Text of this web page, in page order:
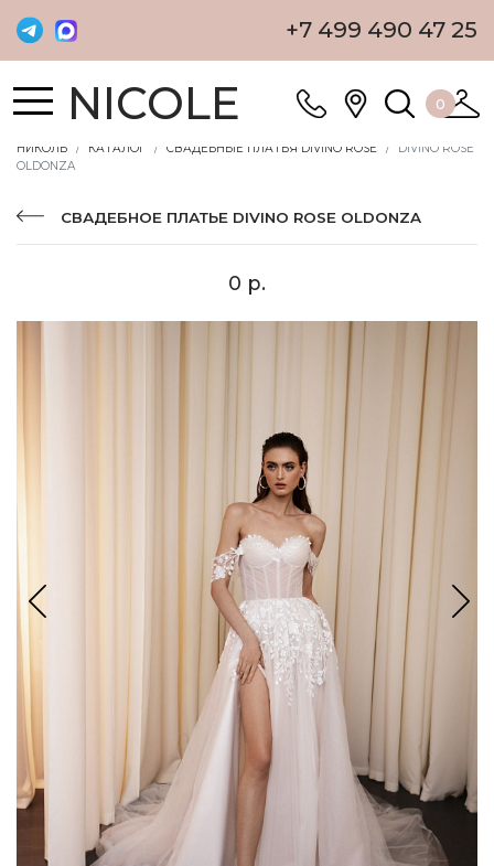
+7 499 490 47 25
NICOLE 0
НИКОЛЬ КАТАЛОГ СВАДЕБНЫЕ ПЛАТЬЯ DIVINO ROSE
DIVINO ROSE
OLDONZA
СВАДЕБНОЕ ПЛАТЬЕ DIVINO ROSE OLDONZA
0 р.